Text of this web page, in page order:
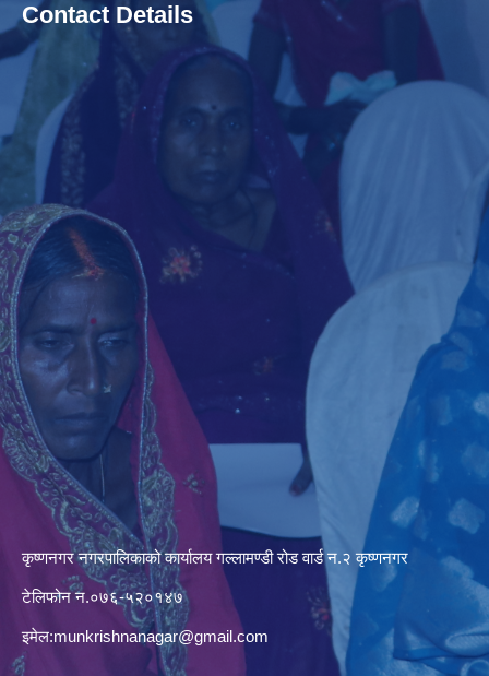
Contact Details
कृष्णनगर नगरपालिकाको कार्यालय गल्लामण्डी रोड वार्ड न.२ कृष्णनगर
टेलिफोन न.०७६-५२०१४७
इमेल:munkrishnanagar@gmail.com